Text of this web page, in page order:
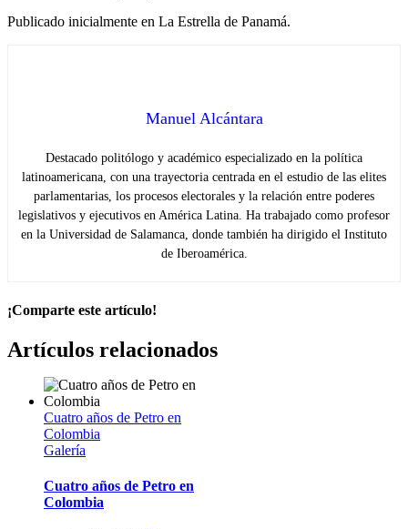
Publicado inicialmente en La Estrella de Panamá.
Manuel Alcántara
Destacado politólogo y académico especializado en la política
latinoamericana, con una trayectoria centrada en el estudio de las elites
parlamentarias, los procesos electorales y la relación entre poderes
legislativos y ejecutivos en América Latina. Ha trabajado como profesor
en la Universidad de Salamanca, donde también ha dirigido el Instituto
de Iberoamérica.
¡Comparte este artículo!
Artículos relacionados
Cuatro años de Petro en
Colombia
Galería
Cuatro años de Petro en
Colombia